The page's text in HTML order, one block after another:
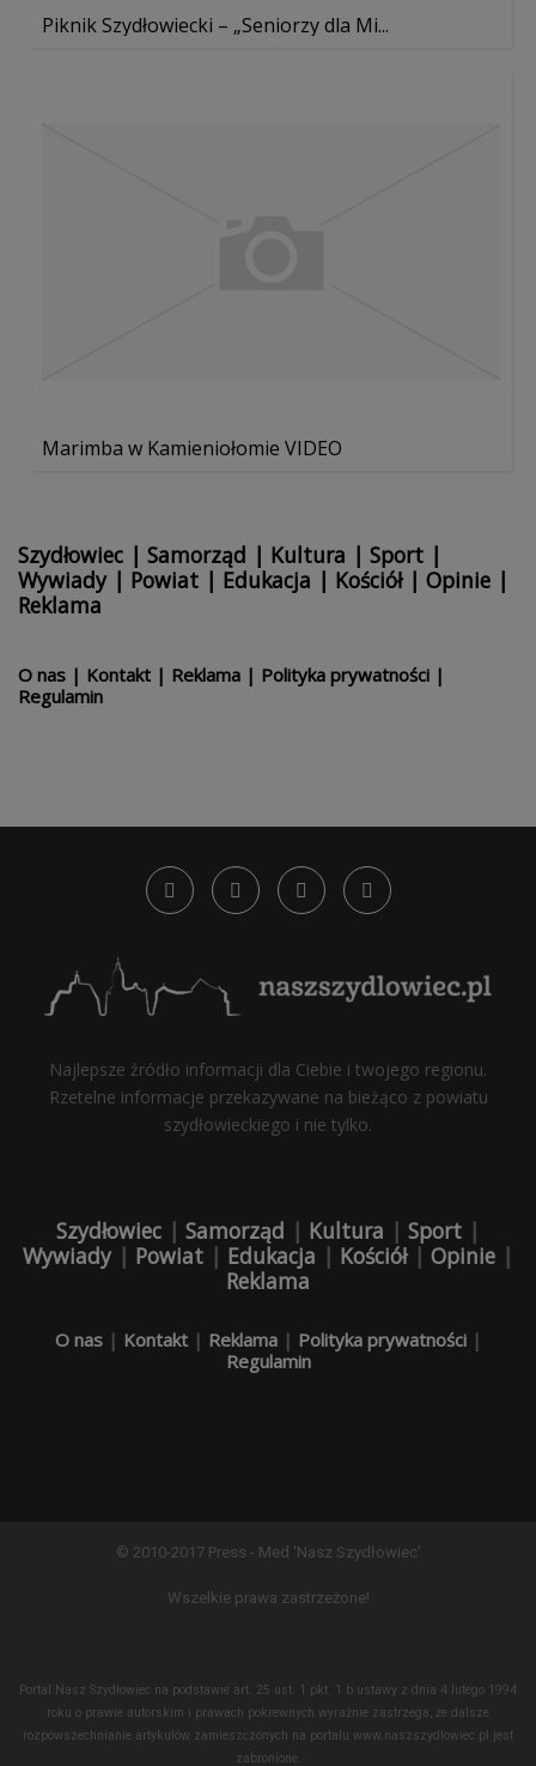
Piknik Szydłowiecki – „Seniorzy dla Mi...
Marimba w Kamieniołomie VIDEO
Szydłowiec | Samorząd | Kultura | Sport |
Wywiady| Powiat | Edukacja | Kościół| Opinie |
Reklama
O nas | Kontakt | Reklama | Polityka prywatności |
Regulamin
Najlepsze źródło informacji dla Ciebie i twojego regionu.
Rzetelne informacje przekazywane na bieżąco z powiatu
szydłowieckiego i nie tylko.
Szydłowiec | Samorząd | Kultura | Sport |
Wywiady| Powiat | Edukacja | Kościół| Opinie |
Reklama
O nas| Kontakt| Reklama| Polityka prywatności|
Regulamin
© 2010-2017 Press - Med 'Nasz Szydłowiec'
Wszelkie prawa zastrzeżone!
Portal Nasz Szydłowiec na podstawie art. 25 ust. 1 pkt. 1 b ustawy z dnia 4 lutego 1994
roku o prawie autorskim i prawach pokrewnych wyraźnie zastrzega, że dalsze
rozpowszechnianie artykułów zamieszczonych na portalu www.naszszydlowiec.pl jest
zabronione.